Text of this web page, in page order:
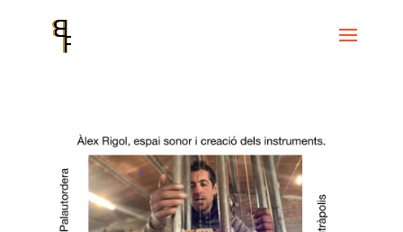
INSPIRACIÓ i GÈNESI (mostra de residència): Àlex Rigol i Sònia Sánchez